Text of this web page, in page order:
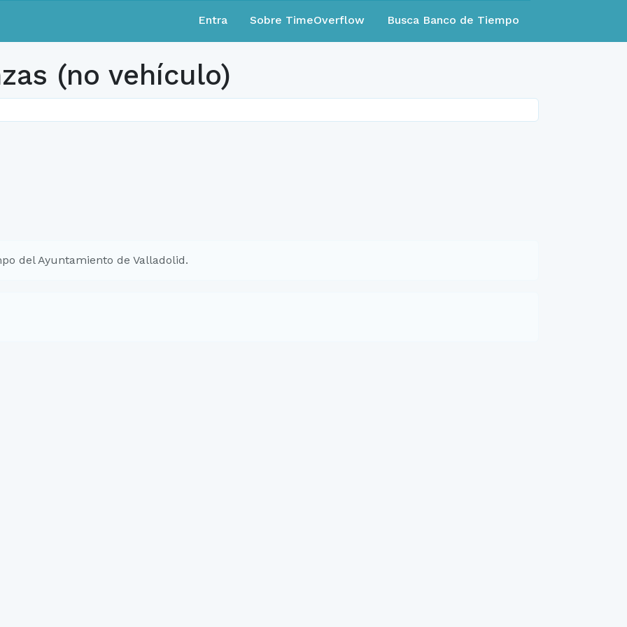
Entra Sobre TimeOverflow Busca Banco de Tiempo
(no vehículo)
del Ayuntamiento de Valladolid.